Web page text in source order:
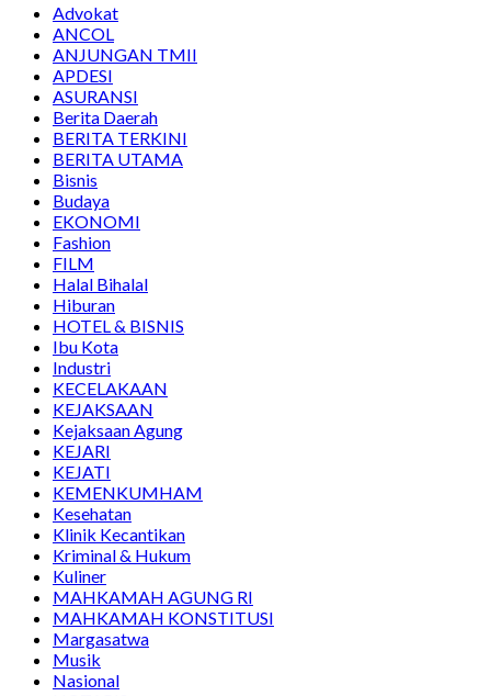
Advokat
ANCOL
ANJUNGAN TMII
APDESI
ASURANSI
Berita Daerah
BERITA TERKINI
BERITA UTAMA
Bisnis
Budaya
EKONOMI
Fashion
FILM
Halal Bihalal
Hiburan
HOTEL & BISNIS
Ibu Kota
Industri
KECELAKAAN
KEJAKSAAN
Kejaksaan Agung
KEJARI
KEJATI
KEMENKUMHAM
Kesehatan
Klinik Kecantikan
Kriminal & Hukum
Kuliner
MAHKAMAH AGUNG RI
MAHKAMAH KONSTITUSI
Margasatwa
Musik
Nasional